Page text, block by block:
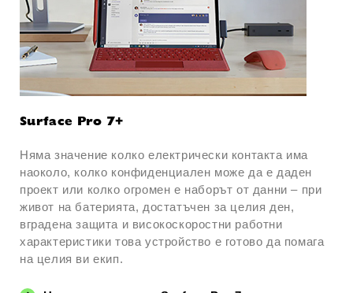
Surface Pro 7+
Няма значение колко електрически контакта има
наоколо, колко конфиденциален може да е даден
проект или колко огромен е наборът от данни – при
живот на батерията, достатъчен за целия ден,
вградена защита и високоскоростни работни
характеристики това устройство e готово да помага
на целия ви екип.